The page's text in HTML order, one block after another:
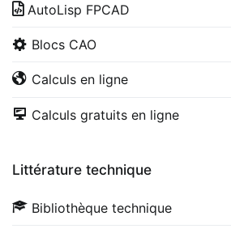
AutoLisp FPCAD
Blocs CAO
Calculs en ligne
Calculs gratuits en ligne
Littérature technique
Bibliothèque technique